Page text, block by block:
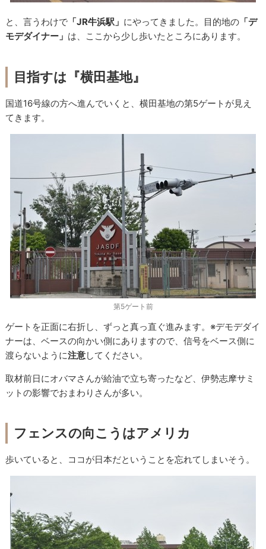
と、言うわけで 「JR牛浜駅」 にやってきました。目的地の 「デ
モデダイナー」 は、ここから少し歩いたところにあります。
目指すは『横田基地』
国道16号線の方へ進んでいくと、横田基地の第5ゲートが見え
てきます。
第5ゲート前
ゲートを正面に右折し、ずっと真っ直ぐ進みます。※デモデダイ
ナーは、ベースの向かい側にありますので、信号をベース側に
渡らないように注意してください。
取材前日にオバマさんが給油で立ち寄ったなど、伊勢志摩サミ
ットの影響でおまわりさんが多い。
フェンスの向こうはアメリカ
歩いていると、ココが日本だということを忘れてしまいそう。